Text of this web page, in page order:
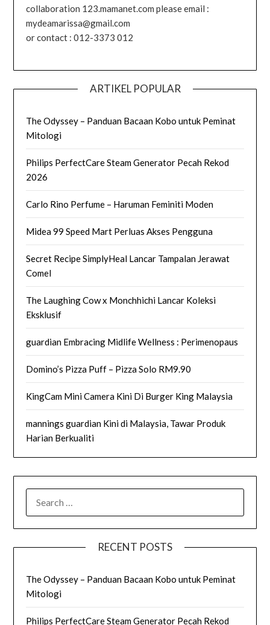
collaboration 123.mamanet.com please email :
mydeamarissa@gmail.com
or contact : 012-3373 012
ARTIKEL POPULAR
The Odyssey – Panduan Bacaan Kobo untuk Peminat
Mitologi
Philips PerfectCare Steam Generator Pecah Rekod
2026
Carlo Rino Perfume – Haruman Feminiti Moden
Midea 99 Speed Mart Perluas Akses Pengguna
Secret Recipe SimplyHeal Lancar Tampalan Jerawat
Comel
The Laughing Cow x Monchhichi Lancar Koleksi
Eksklusif
guardian Embracing Midlife Wellness : Perimenopaus
Domino’s Pizza Puff – Pizza Solo RM9.90
KingCam Mini Camera Kini Di Burger King Malaysia
mannings guardian Kini di Malaysia, Tawar Produk
Harian Berkualiti
FOR:
RECENT POSTS
The Odyssey – Panduan Bacaan Kobo untuk Peminat
Mitologi
Philips PerfectCare Steam Generator Pecah Rekod